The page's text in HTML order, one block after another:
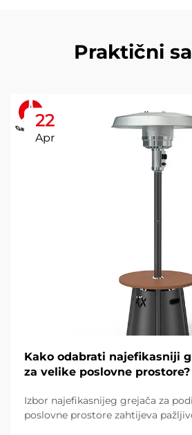
Praktični
22
Apr
Kako odabrati najefikasniji
za velike poslovne prostore?
Izbor najefikasnijeg grejača za
poslovne prostore zahtijeva